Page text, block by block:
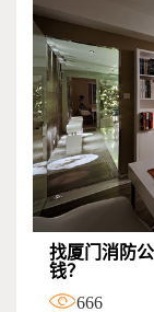
找厦门消防
钱？
666